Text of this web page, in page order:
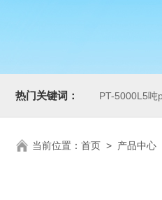
热门关键词： PT-5000L5吨
当前位置： 首页 > 产品中心